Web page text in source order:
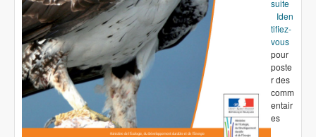
suite
de
Plaquette
de
du PNAAB
Iden
tifiez-
vous
pour
poste
r des
comm
entair
es